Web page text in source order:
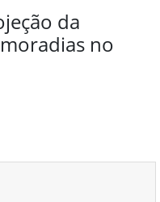
da
no